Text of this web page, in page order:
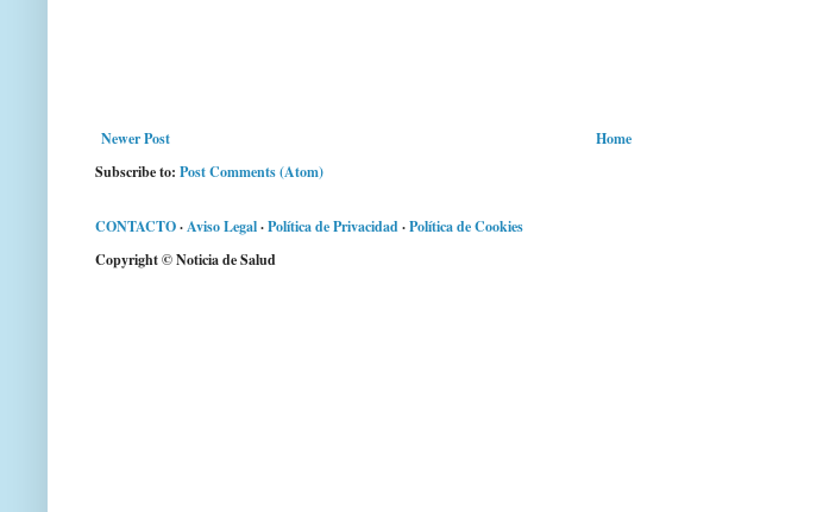
Newer Post
Home
Subscribe to: Post Comments (Atom)
CONTACTO·Aviso Legal·Política de Privacidad·Política de Cookies
Copyright © Noticia de Salud